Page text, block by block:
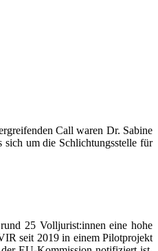
Call waren Dr. Sabine
sich um die Schlichtungsstelle für
25 Volljurist:innen eine hohe
seit 2019 in einem Pilotprojekt